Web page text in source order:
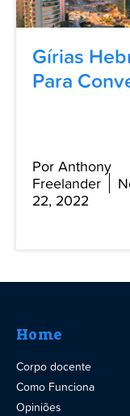
Gírias
Para
Por Anthony
Freelander
22, 2022
Home
Corpo docente
Como Funciona
Opiniões